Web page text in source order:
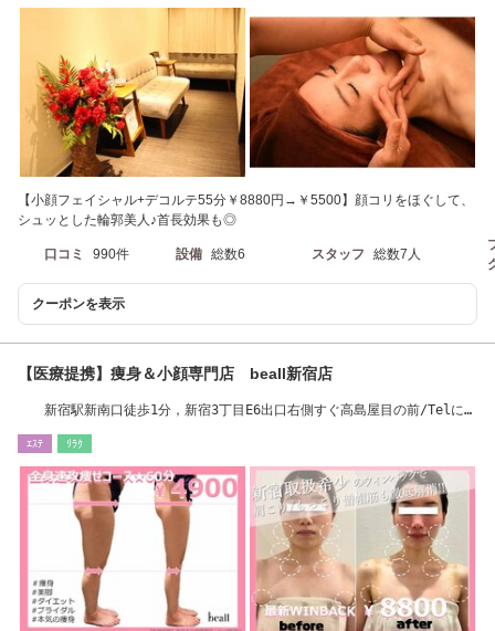
【小顔フェイシャル+デコルテ55分￥8880円→￥5500】顔コリをほぐして、
シュッとした輪郭美人♪首長効果も◎
口コミ 990件 設備 総数6 スタッフ 総数7人
クーポンを表示
【医療提携】痩身＆小顔専門店 beall新宿店
新宿駅新南口徒歩1分，新宿3丁目E6出口右側すぐ高島屋目の前/Telにて
ｴｽﾃ ﾘﾗｸ